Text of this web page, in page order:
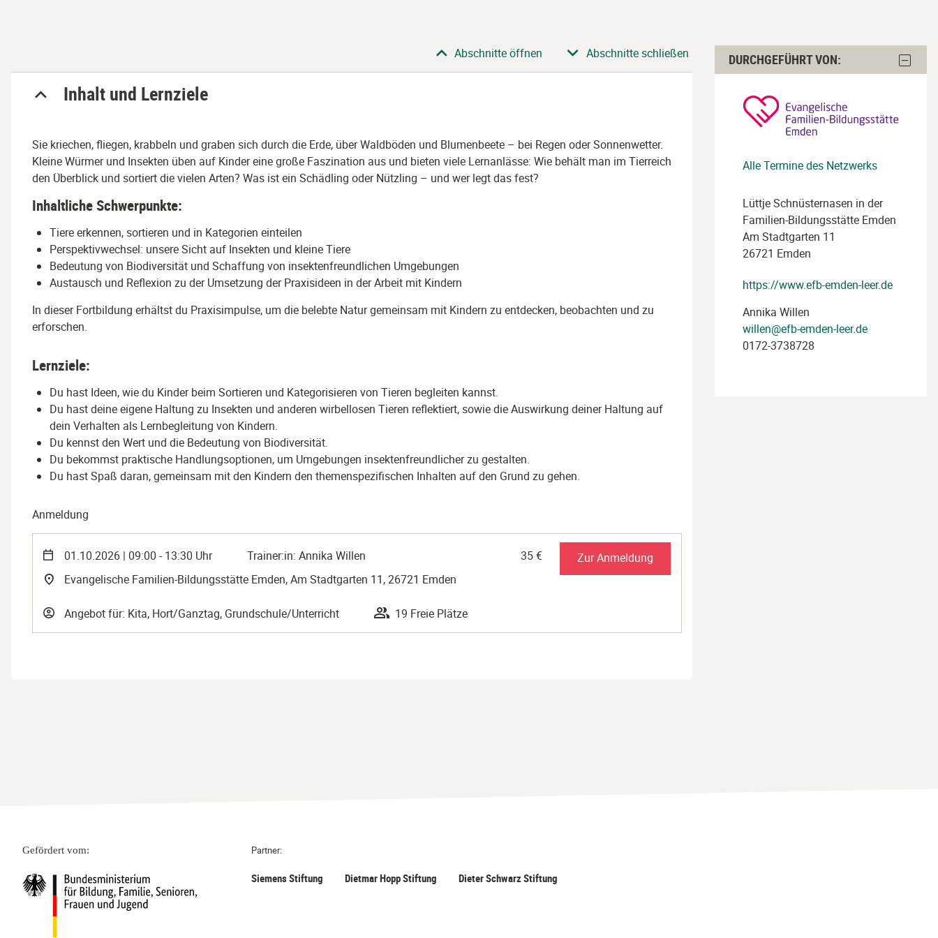
Abschnitte öffnen Abschnitte schließen
Inhalt und Lernziele
Sie kriechen, fliegen, krabbeln und graben sich durch die Erde, über Waldböden und Blumenbeete – bei Regen oder Sonnenwetter.
Kleine Würmer und Insekten üben auf Kinder eine große Faszination aus und bieten viele Lernanlässe: Wie behält man im Tierreich
den Überblick und sortiert die vielen Arten? Was ist ein Schädling oder Nützling – und wer legt das fest?
Inhaltliche Schwerpunkte:
Tiere erkennen, sortieren und in Kategorien einteilen
Perspektivwechsel: unsere Sicht auf Insekten und kleine Tiere
Bedeutung von Biodiversität und Schaffung von insektenfreundlichen Umgebungen
Austausch und Reflexion zu der Umsetzung der Praxisideen in der Arbeit mit Kindern
In dieser Fortbildung erhältst du Praxisimpulse, um die belebte Natur gemeinsam mit Kindern zu entdecken, beobachten und zu
erforschen.
Lernziele:
Du hast Ideen, wie du Kinder beim Sortieren und Kategorisieren von Tieren begleiten kannst.
Du hast deine eigene Haltung zu Insekten und anderen wirbellosen Tieren reflektiert, sowie die Auswirkung deiner Haltung auf
dein Verhalten als Lernbegleitung von Kindern.
Du kennst den Wert und die Bedeutung von Biodiversität.
Du bekommst praktische Handlungsoptionen, um Umgebungen insektenfreundlicher zu gestalten.
Du hast Spaß daran, gemeinsam mit den Kindern den themenspezifischen Inhalten auf den Grund zu gehen.
Anmeldung
01.10.2026 | 09:00 - 13:30 Uhr
Trainer:in: Annika Willen
Evangelische Familien-Bildungsstätte Emden, Am Stadtgarten 11, 26721 Emden
Angebot für: Kita, Hort/Ganztag, Grundschule/Unterricht 19 Freie Plätze
35 € Zur Anmeldung
Durchgeführt
Block
DURCHGEFÜHRT VON:
Alle Termine des Netzwerks
Lüttje Schnüsternasen in der
Familien-Bildungsstätte Emden
Am Stadtgarten 11
26721 Emden
https://www.efb-emden-leer.de
Annika Willen
willen@efb-emden-leer.de
0172-3738728
Gefördert vom: Partner:
Siemens Stiftung Dietmar Hopp Stiftung Dieter Schwarz Stiftung